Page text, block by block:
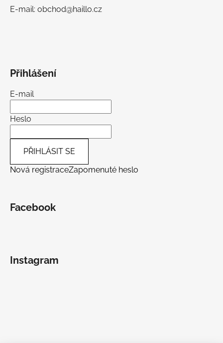
E-mail: obchod@haillo.cz
Přihlášení
E-mail
Heslo
PŘIHLÁSIT SE
Nová registraceZapomenuté heslo
Facebook
Instagram